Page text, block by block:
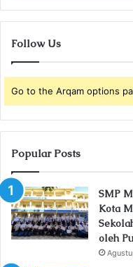
Follow Us
Go to the Arqam options
Popular Posts
SMP
Kota
oleh